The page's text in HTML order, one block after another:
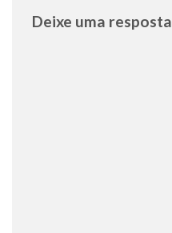
Deixe uma resposta